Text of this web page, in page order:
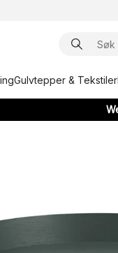
Gulvtepper & Tekstiler